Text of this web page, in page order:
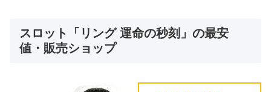
スロット「リング 運命の秒刻」の最安
値・販売ショップ